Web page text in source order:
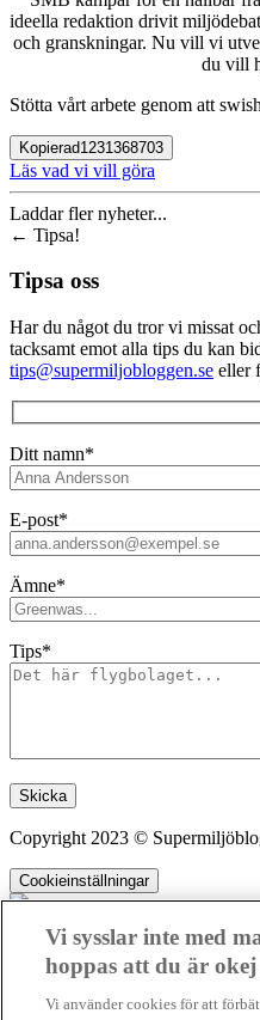
ideella redaktion drivit
och granskningar. Nu vill vi
du vill
Stötta vårt arbete genom att
Kopierad1231368703
Läs vad vi vill göra
Laddar fler nyheter...
← Tipsa!
Tipsa oss
Har du något du tror vi missat
tacksamt emot alla tips du kan
tips@supermiljobloggen.se eller
Ditt namn*
E-post*
Ämne*
Tips*
Lämna detta fält tomt.
Copyright 2023 ©
Cookieinställningar
ideella redaktion drivit
Vi sysslar inte med
hoppas att du är
Vi använder cookies för att